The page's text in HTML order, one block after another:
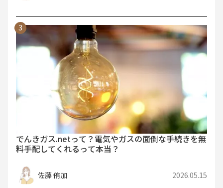
でんきガス.netって？電気やガスの面倒な手続きを無
料手配してくれるって本当？
佐藤 侑加 2026.05.15